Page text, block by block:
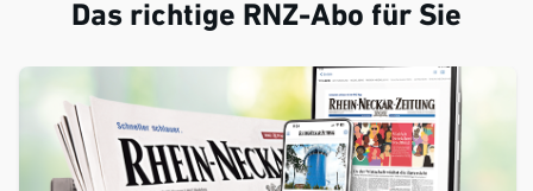
Das richtige RNZ-Abo für Sie